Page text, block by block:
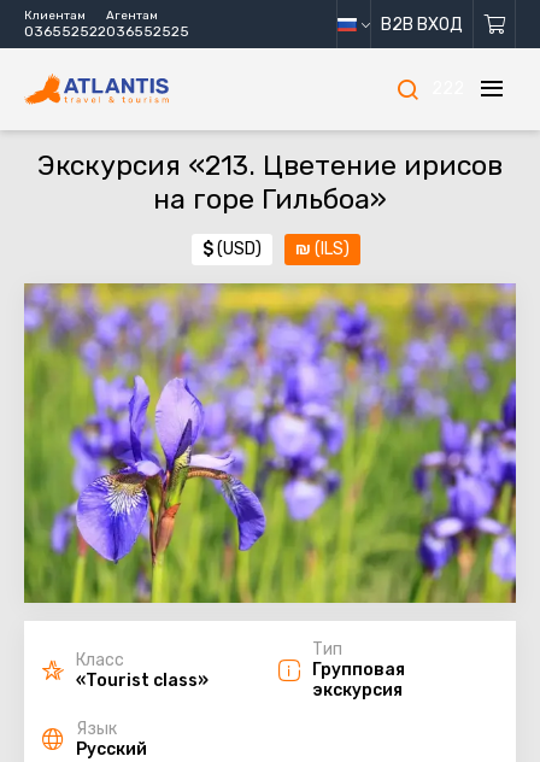
Клиентам
036552522
Агентам
036552525 B2B ВХОД
Экскурсия «213. Цветение ирисов
на горе Гильбоа»
$(USD) ₪ (ILS)
Класс
«Tourist class»
Тип
Групповая
экскурсия
Язык
Русский